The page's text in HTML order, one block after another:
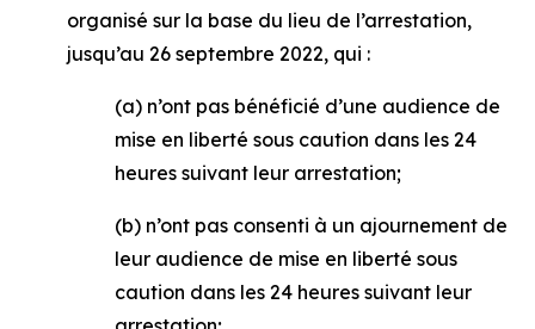
organisé sur la base du lieu de l’arrestation,
jusqu’au 26 septembre 2022, qui :
(a) n’ont pas bénéficié d’une audience de
mise en liberté sous caution dans les 24
heures suivant leur arrestation;
(b) n’ont pas consenti à un ajournement de
leur audience de mise en liberté sous
caution dans les 24 heures suivant leur